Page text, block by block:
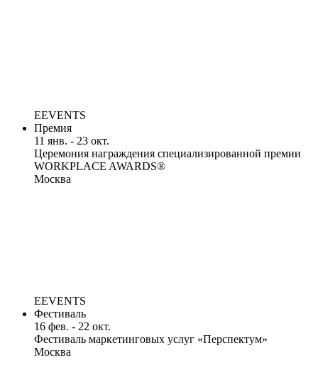
EEVENTS
Премия
11 янв. - 23 окт.
Церемония награждения специализированной премии
WORKPLACE AWARDS®
Москва
EEVENTS
Фестиваль
16 фев. - 22 окт.
Фестиваль маркетинговых услуг «Перспектум»
Москва